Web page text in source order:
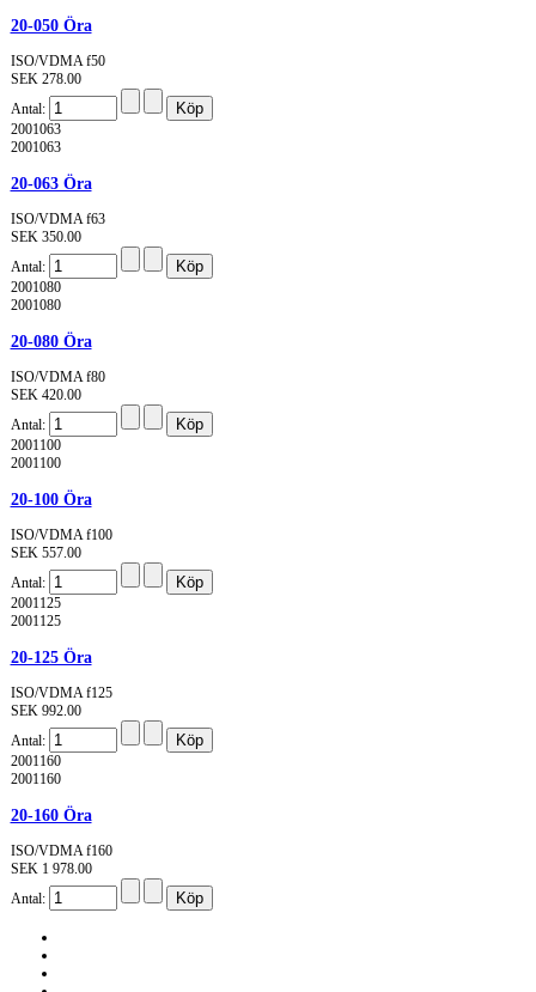
20-050 Öra
ISO/VDMA f50
SEK 278.00
Antal:
2001063
2001063
20-063 Öra
ISO/VDMA f63
SEK 350.00
Antal:
2001080
2001080
20-080 Öra
ISO/VDMA f80
SEK 420.00
Antal:
2001100
2001100
20-100 Öra
ISO/VDMA f100
SEK 557.00
Antal:
2001125
2001125
20-125 Öra
ISO/VDMA f125
SEK 992.00
Antal:
2001160
2001160
20-160 Öra
ISO/VDMA f160
SEK 1 978.00
Antal: